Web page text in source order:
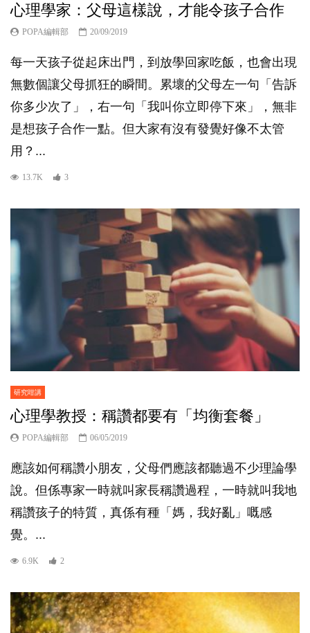
心理學家：父母這樣說，才能令孩子合作
POPA編輯部 20/09/2019
每一天孩子從起床出門，到放學回家吃飯，也會出現
無數個讓父母抓狂的瞬間。累壞的父母左一句「告訴
你多少次了」，右一句「我叫你立即停下來」，無非
是想孩子合作一點。但大家有沒有發覺好像不太管
用？...
13.7K 3
研究咁講
心理學教授：稱讚都要有「均衡套餐」
POPA編輯部 06/05/2019
應該如何稱讚小朋友，父母們應該都聽過不少理論學
說。但係專家一時就叫家長稱讚過程，一時就叫我地
稱讚孩子的特質，真係有種「媽，我好亂」嘅感
覺。...
6.9K 2